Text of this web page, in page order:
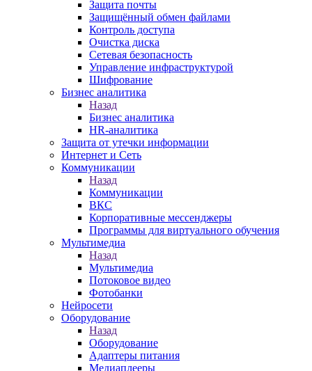
Защита почты
Защищённый обмен файлами
Контроль доступа
Очистка диска
Сетевая безопасность
Управление инфраструктурой
Шифрование
Бизнес аналитика
Назад
Бизнес аналитика
HR-аналитика
Защита от утечки информации
Интернет и Сеть
Коммуникации
Назад
Коммуникации
ВКС
Корпоративные мессенджеры
Программы для виртуального обучения
Мультимедиа
Назад
Мультимедиа
Потоковое видео
Фотобанки
Нейросети
Оборудование
Назад
Оборудование
Адаптеры питания
Медиаплееры